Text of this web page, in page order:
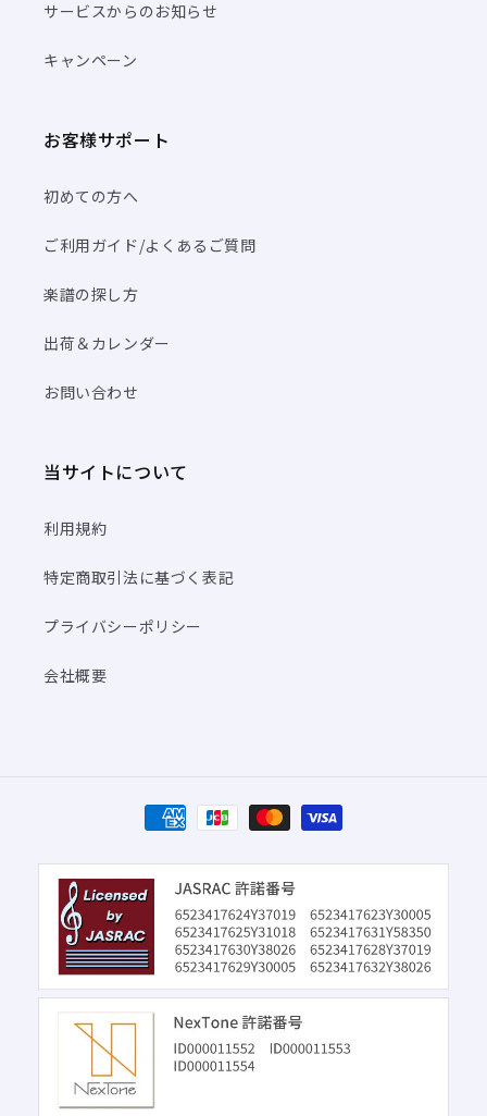
サービスからのお知らせ
キャンペーン
お客様サポート
初めての方へ
ご利用ガイド/よくあるご質問
楽譜の探し方
出荷＆カレンダー
お問い合わせ
当サイトについて
利用規約
特定商取引法に基づく表記
プライバシーポリシー
会社概要
決
済
方
法